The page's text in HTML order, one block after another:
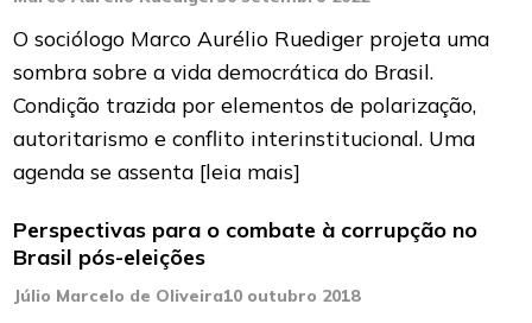
O sociólogo Marco Aurélio Ruediger projeta uma
sombra sobre a vida democrática do Brasil.
Condição trazida por elementos de polarização,
autoritarismo e conflito interinstitucional. Uma
agenda se assenta [leia mais]
Perspectivas para o combate à corrupção no
Brasil pós-eleições
Júlio Marcelo de Oliveira10 outubro 2018